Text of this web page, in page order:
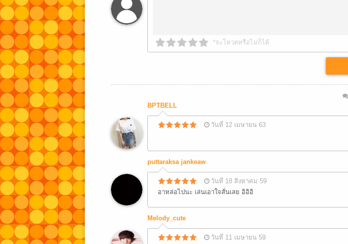
*จะโหวตหรือไม่ก็ได้
BPTBELL
วันที่ 12 เมษายน 63
puttaraksa jankeaw
วันที่ 18 สิงหาคม 59
อาหล่อไปนะ เล่นเอาใจสั่นเลย อิอิอิ
Melody_cute
วันที่ 11 เมษายน 59